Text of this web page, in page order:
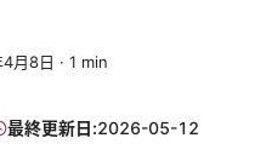
月8日 · 1 min
最終更新日:2026-05-12